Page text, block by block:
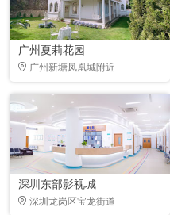
广州夏莉花园
广州新塘凤凰城附近
深圳东部影视城
深圳龙岗区宝龙街道